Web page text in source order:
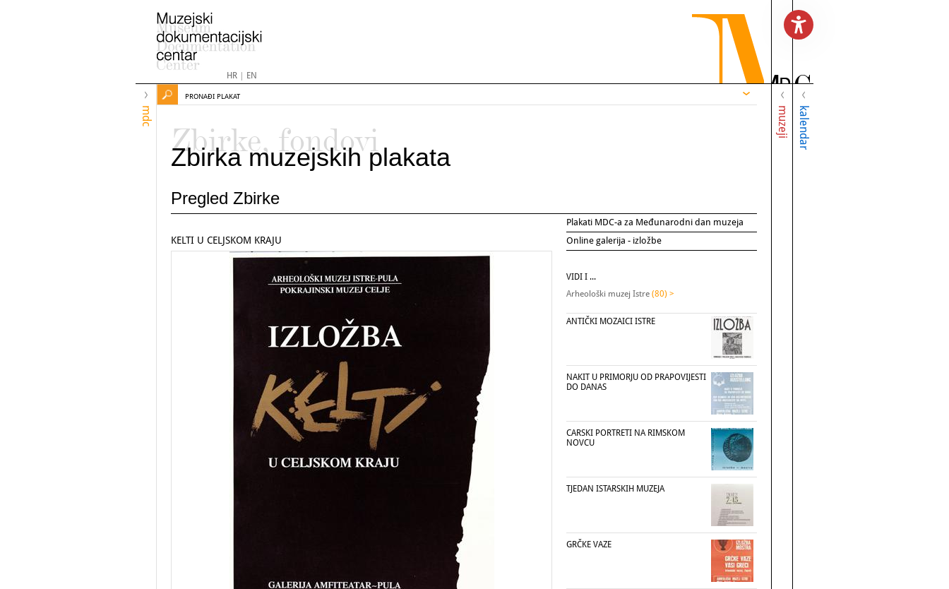
HR| EN
mdc muzeji kalendar
PRONAĐI PLAKAT
Zbirke, fondovi
Zbirka muzejskih plakata
Pregled Zbirke
Plakati MDC-a za Međunarodni dan muzeja
Online galerija - izložbe
KELTI U CELJSKOM KRAJU
VIDI I ...
Arheološki muzej Istre (80) >
ANTIČKI MOZAICI ISTRE
NAKIT U PRIMORJU OD PRAPOVIJESTI
DO DANAS
CARSKI PORTRETI NA RIMSKOM
NOVCU
TJEDAN ISTARSKIH MUZEJA
GRČKE VAZE